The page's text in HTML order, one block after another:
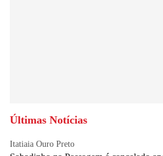
Últimas Notícias
Itatiaia Ouro Preto